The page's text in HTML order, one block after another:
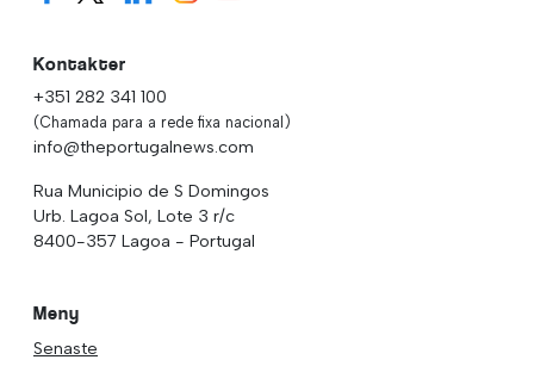
Kontakter
+351 282 341 100
(Chamada para a rede fixa nacional)
info@theportugalnews.com
Rua Municipio de S Domingos
Urb. Lagoa Sol, Lote 3 r/c
8400-357 Lagoa - Portugal
Meny
Senaste